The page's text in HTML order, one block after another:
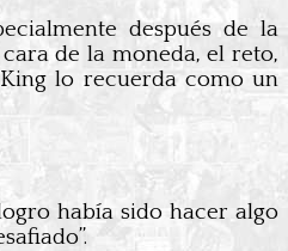
después de la
de la moneda, el reto,
lo recuerda como un
había sido hacer algo